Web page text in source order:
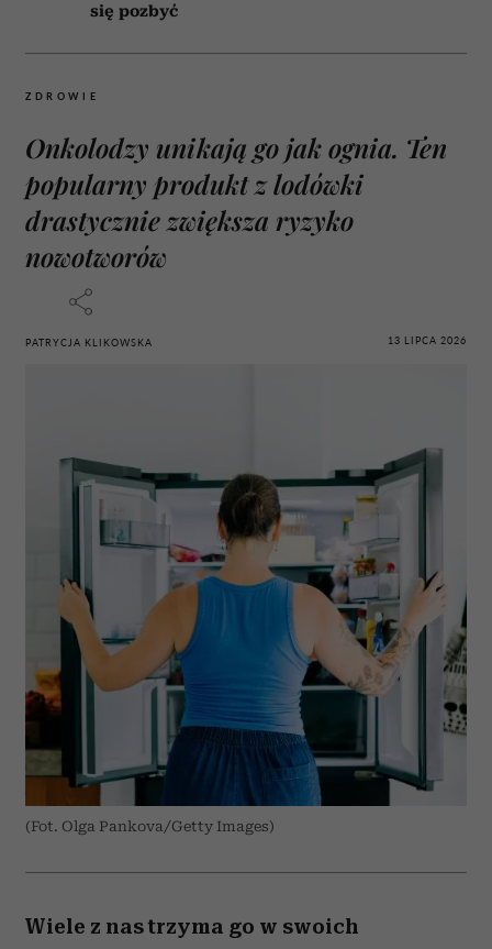
się pozbyć
ZDROWIE
Onkolodzy unikają go jak ognia. Ten
popularny produkt z lodówki
drastycznie zwiększa ryzyko
nowotworów
PATRYCJA KLIKOWSKA 13 LIPCA 2026
(Fot. Olga Pankova/Getty Images)
Wiele z nas trzyma go w swoich